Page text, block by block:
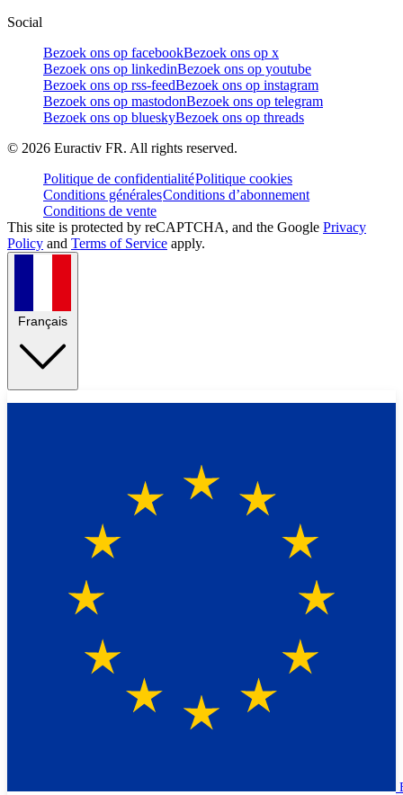
Social
Bezoek ons op facebookBezoek ons op x
Bezoek ons op linkedinBezoek ons op youtube
Bezoek ons op rss-feedBezoek ons op instagram
Bezoek ons op mastodonBezoek ons op telegram
Bezoek ons op blueskyBezoek ons op threads
© 2026 Euractiv FR. All rights reserved.
Politique de confidentialitéPolitique cookies
Conditions généralesConditions d’abonnement
Conditions de vente
This site is protected by reCAPTCHA, and the Google Privacy
Policy and Terms of Service apply.
Français